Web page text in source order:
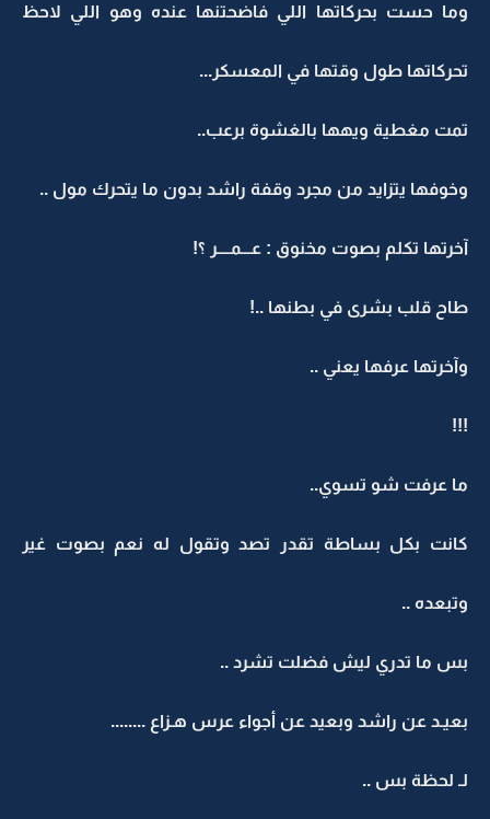
وما حست بحركاتها اللي فاضحتنها عنده وهو اللي لاحظ
تحركاتها طول وقتها في المعسكر...
تمت مغطية ويهها بالغشوة برعب..
وخوفها يتزايد من مجرد وقفة راشد بدون ما يتحرك مول ..
آخرتها تكلم بصوت مخنوق : عـــمــــر ؟!
طاح قلب بشرى في بطنها ..!
وآخرتها عرفها يعني ..
!!!
ما عرفت شو تسوي..
كانت بكل بساطة تقدر تصد وتقول له نعم بصوت غير
وتبعده ..
بس ما تدري ليش فضلت تشرد ..
بعيـد عن راشد وبعيد عن أجواء عرس هـزاع ........
لـ لحظة بس ..